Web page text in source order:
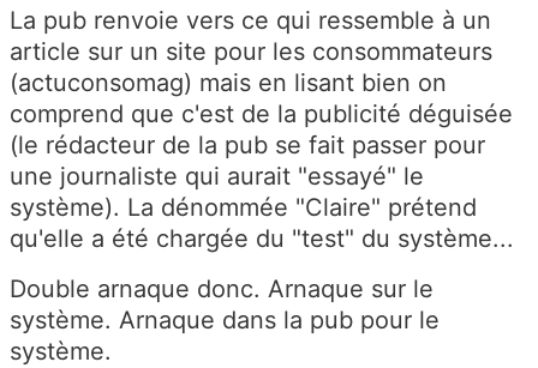
La pub renvoie vers ce qui ressemble à un
article sur un site pour les consommateurs
(actuconsomag) mais en lisant bien on
comprend que c'est de la publicité déguisée
(le rédacteur de la pub se fait passer pour
une journaliste qui aurait "essayé" le
système). La dénommée "Claire" prétend
qu'elle a été chargée du "test" du système...
Double arnaque donc. Arnaque sur le
système. Arnaque dans la pub pour le
système.